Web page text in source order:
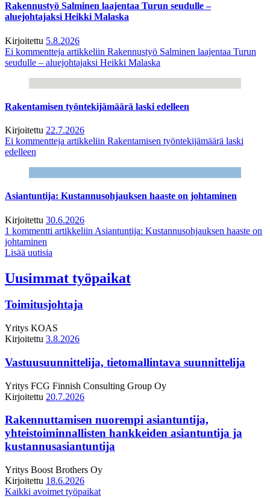
Rakennustyö Salminen laajentaa Turun seudulle –
aluejohtajaksi Heikki Malaska
Kirjoitettu 5.8.2026
Ei kommentteja artikkeliin Rakennustyö Salminen laajentaa Turun
seudulle – aluejohtajaksi Heikki Malaska
Rakentamisen työntekijämäärä laski edelleen
Kirjoitettu 22.7.2026
Ei kommentteja artikkeliin Rakentamisen työntekijämäärä laski
edelleen
Asiantuntija: Kustannusohjauksen haaste on johtaminen
Kirjoitettu 30.6.2026
1 kommentti artikkeliin Asiantuntija: Kustannusohjauksen haaste on
johtaminen
Lisää uutisia
Uusimmat työpaikat
Toimitusjohtaja
Yritys KOAS
Kirjoitettu 3.8.2026
Vastuusuunnittelija, tietomallintava suunnittelija
Yritys FCG Finnish Consulting Group Oy
Kirjoitettu 20.7.2026
Rakennuttamisen nuorempi asiantuntija,
yhteistoiminnallisten hankkeiden asiantuntija ja
kustannusasiantuntija
Yritys Boost Brothers Oy
Kirjoitettu 18.6.2026
Kaikki avoimet työpaikat